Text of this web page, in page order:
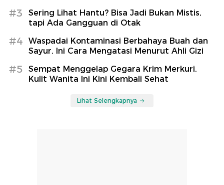
#3
Sering Lihat Hantu? Bisa Jadi Bukan Mistis,
tapi Ada Gangguan di Otak
#4
Waspadai Kontaminasi Berbahaya Buah dan
Sayur, Ini Cara Mengatasi Menurut Ahli Gizi
#5
Sempat Menggelap Gegara Krim Merkuri,
Kulit Wanita Ini Kini Kembali Sehat
Lihat Selengkapnya